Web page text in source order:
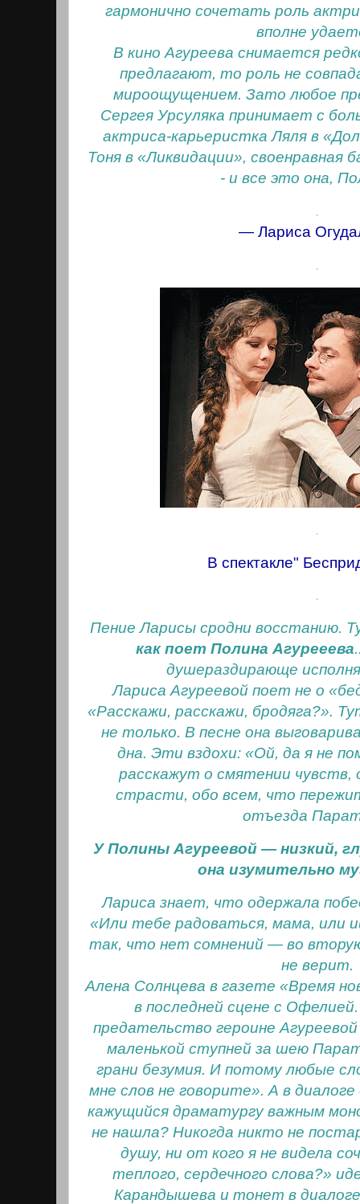
гармонично сочетать роль
вполне
В кино Агуреева снимается
предлагают, то роль не
мироощущением. Зато любое
Сергея Урсуляка принимает с
актриса-карьеристка Ляля в
Тоня в «Ликвидации», своенравная
- и все это она,
.
— Лариса
.
.
В спектакле"
.
Пение Ларисы сродни восстанию.
как поет Полина Агурееева
душераздирающе
Лариса Агуреевой поет не о
«Расскажи, расскажи, бродяга?».
не только. В песне она
дна. Эти вздохи: «Ой, да я не
расскажут о смятении чувств,
страсти, обо всем, что
отъезда
У Полины Агуреевой — низкий,
она изумительно
Лариса знает, что одержала
«Или тебе радоваться, мама, или
так, что нет сомнений — во
не верит.
Алена Солнцева в газете «Время
в последней сцене с
предательство героине
маленькой ступней за шею
грани безумия. И потому любые
мне слов не говорите». А в
кажущийся драматургу важным
не нашла? Никогда никто не
душу, ни от кого я не видела
теплого, сердечного слова?»
Карандышева и тонет в